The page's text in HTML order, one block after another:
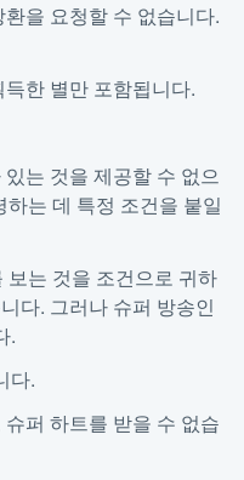
을 요청할 수 없습니다.
한 별만 포함됩니다.
는 것을 제공할 수 없으
는 데 특정 조건을 붙일
는 것을 조건으로 귀하
다. 그러나 슈퍼 방송인
.
다.
퍼 하트를 받을 수 없습